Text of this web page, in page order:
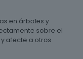
en árboles y
sobre el
afecte a otros